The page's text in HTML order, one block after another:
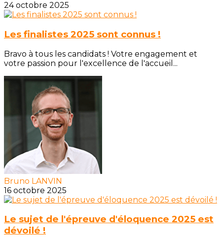
24 octobre 2025
Les finalistes 2025 sont connus !
Bravo à tous les candidats ! Votre engagement et
votre passion pour l'excellence de l'accueil...
Bruno LANVIN
16 octobre 2025
Le sujet de l'épreuve d'éloquence 2025 est
dévoilé !